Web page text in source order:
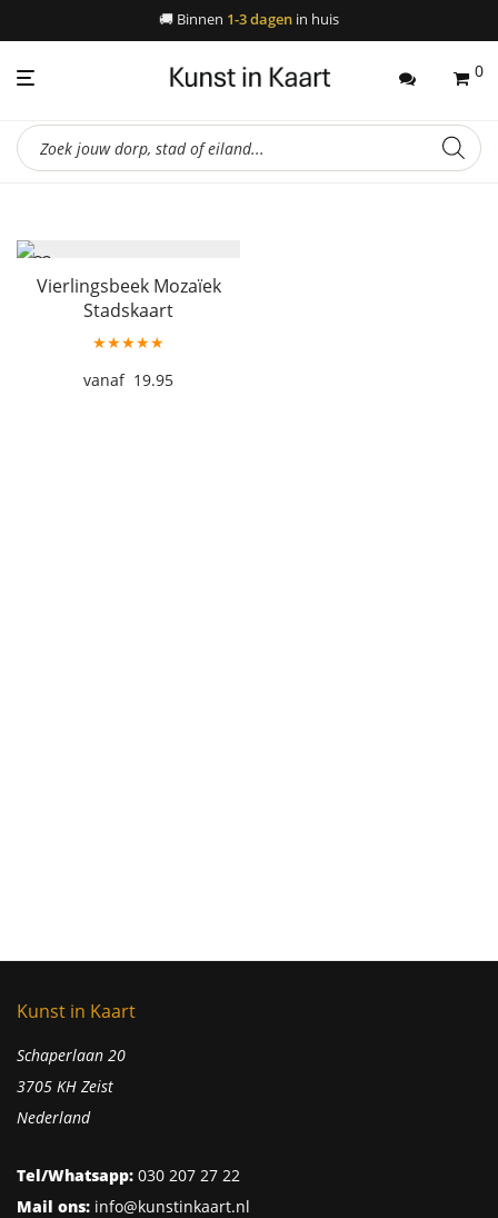
🚚 Binnen 1-3 dagen in huis
0
Producten
zoeken
Vierlingsbeek Mozaïek
Stadskaart
★★★★★
19.95
Kunst in Kaart
Schaperlaan 20
3705 KH Zeist
Nederland
Tel/Whatsapp: 030 207 27 22
Mail ons: info@kunstinkaart.nl